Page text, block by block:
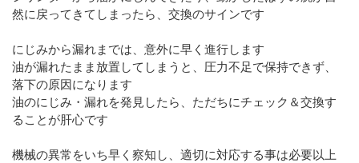
然に戻ってきてしまったら、交換のサインです
にじみから漏れまでは、意外に早く進行します
油が漏れたまま放置してしまうと、圧力不足で保持できず、
落下の原因になります
油のにじみ・漏れを発見したら、ただちにチェック＆交換す
ることが肝心です
機械の異常をいち早く察知し、適切に対応する事は必要以上